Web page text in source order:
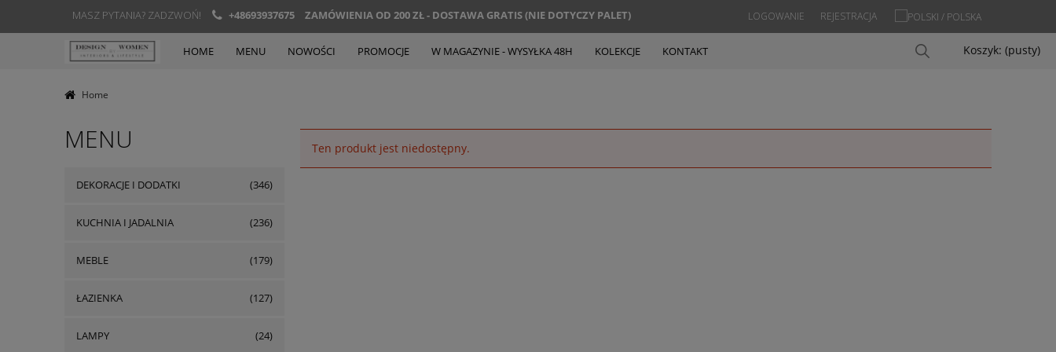
MASZ PYTANIA? ZADZWOŃ! +48693937675 ZAMÓWIENIA OD 200 ZŁ - DOSTAWA GRATIS (NIE DOTYCZY PALET) REJESTRACJA
LOGOWANIE
Koszyk: (pusty)
HOME MENU NOWOŚCI PROMOCJE W MAGAZYNIE - WYSYŁKA 48H KOLEKCJE KONTAKT
Home
MENU
DEKORACJE I DODATKI (346)
KUCHNIA I JADALNIA (236)
MEBLE (179)
ŁAZIENKA (127)
LAMPY (24)
Ten produkt jest niedostępny.